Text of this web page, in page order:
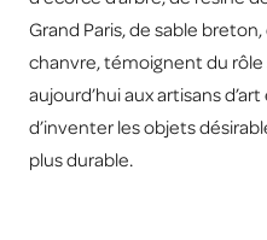
Grand Paris, de sable
chanvre, témoignent du rôle
aujourd’hui aux artisans
d’inventer les objets
plus durable.